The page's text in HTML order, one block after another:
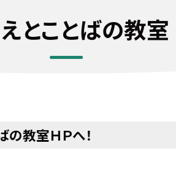
とことばの教室
の教室ＨＰへ！